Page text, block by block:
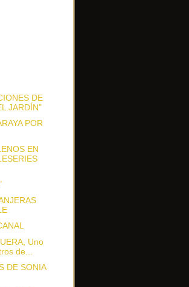
DE
JARDÍN"
POR
EN
Uno
de...
DE SONIA